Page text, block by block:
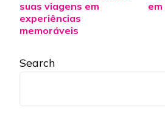
suas viagens em
experiências
memoráveis
Search